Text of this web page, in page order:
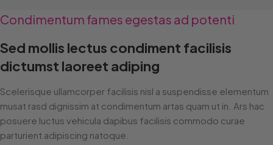
Condimentum fames egestas ad potenti
Sed mollis lectus condiment facilisis
dictumst laoreet adiping
Scelerisque ullamcorper facilisis nisl a suspendisse elementum
musat rasd dignissim at condimentum artas quam ut in. Ars hac
posuere luctus vehicula dapibus facilisis commodo curae
parturient adipiscing natoque.